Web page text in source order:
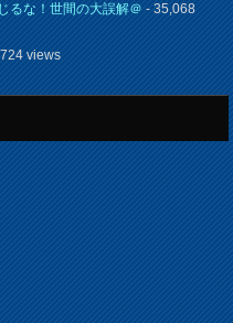
るな！世間の大誤解＠- 35,068
views